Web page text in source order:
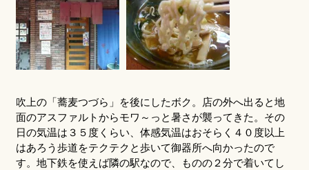
吹上の「蕎麦つづら」を後にしたボク。店の外へ出ると地
面のアスファルトからモワ～っと暑さが襲ってきた。その
日の気温は３５度くらい、体感気温はおそらく４０度以上
はあろう歩道をテクテクと歩いて御器所へ向かったので
す。地下鉄を使えば隣の駅なので、ものの２分で着いてし